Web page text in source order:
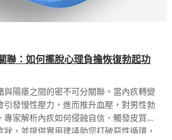
聯：如何擺脫心理負擔恢復勃起功
與陽痿之間的密不可分關聯。當內疚轉變
引發慢性壓力，進而推升血壓，對男性勃
專家解析內疚如何侵蝕自信、觸發皮質醇
狀，並提供實用建議助您打破惡性循環，